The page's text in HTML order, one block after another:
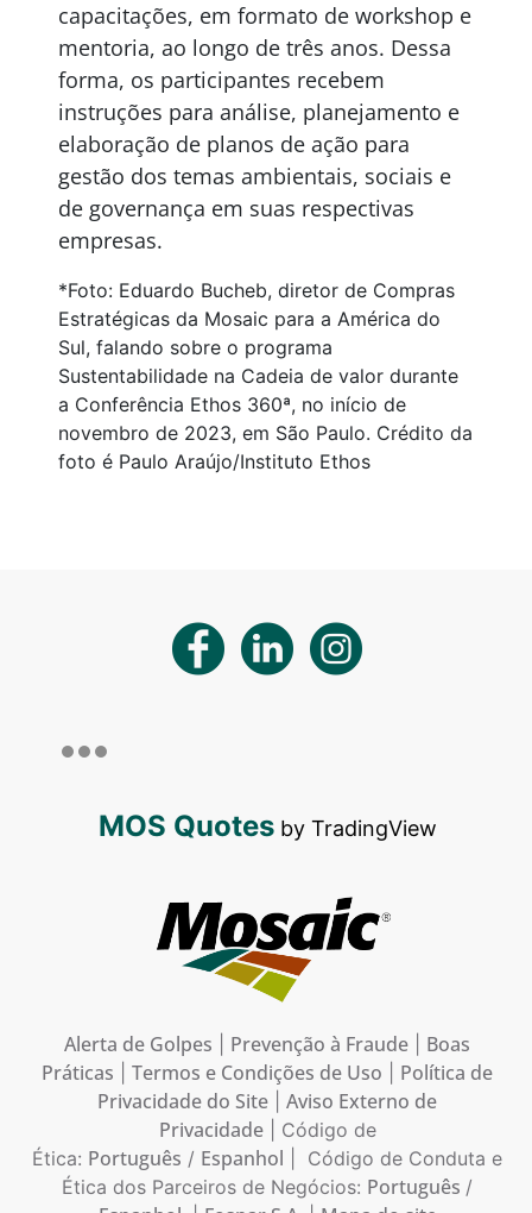
capacitações, em formato de workshop e
mentoria, ao longo de três anos. Dessa
forma, os participantes recebem
instruções para análise, planejamento e
elaboração de planos de ação para
gestão dos temas ambientais, sociais e
de governança em suas respectivas
empresas.
*Foto: Eduardo Bucheb, diretor de Compras
Estratégicas da Mosaic para a América do
Sul, falando sobre o programa
Sustentabilidade na Cadeia de valor durante
a Conferência Ethos 360ª, no início de
novembro de 2023, em São Paulo. Crédito da
foto é Paulo Araújo/Instituto Ethos
MOS Quotesby TradingView
Alerta de Golpes Prevenção à Fraude
Boas
Práticas
Termos e Condições de Uso
Política de
Privacidade do Site
Aviso Externo de
Privacidade| Código de
Ética: Português / Espanhol | Código de Conduta e
Ética dos Parceiros de Negócios: Português /